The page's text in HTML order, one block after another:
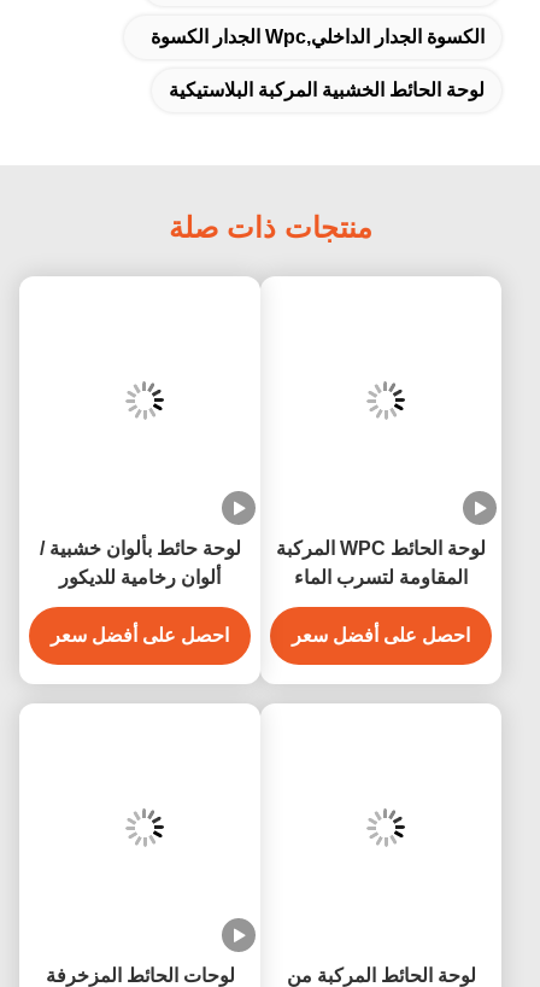
الكسوة الجدار الداخلي,wpc الجدار الكسوة
لوحة الحائط الخشبية المركبة البلاستيكية
منتجات ذات صلة
لوحة الحائط WPC المركبة
المقاومة لتسرب الماء
داخلي 200 مم × 16 مم
احصل على أفضل سعر
لوحة حائط بألوان خشبية /
ألوان رخامية للديكور
الداخلي والخارجي بطول 2.9
م / 3 م متاح
احصل على أفضل سعر
لوحة الحائط المركبة من
لوحات الحائط المزخرفة